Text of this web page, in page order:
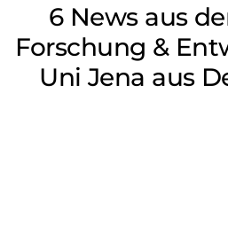
6 News aus
Forschung &
Uni Jena aus